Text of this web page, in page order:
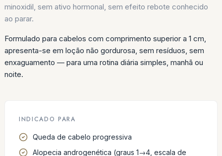
minoxidil, sem ativo hormonal, sem efeito rebote conhecido
ao parar.
Formulado para cabelos com comprimento superior a 1 cm,
apresenta-se em loção não gordurosa, sem resíduos, sem
enxaguamento — para uma rotina diária simples, manhã ou
noite.
INDICADO PARA
Queda de cabelo progressiva
Alopecia androgenética (graus 1→4, escala de